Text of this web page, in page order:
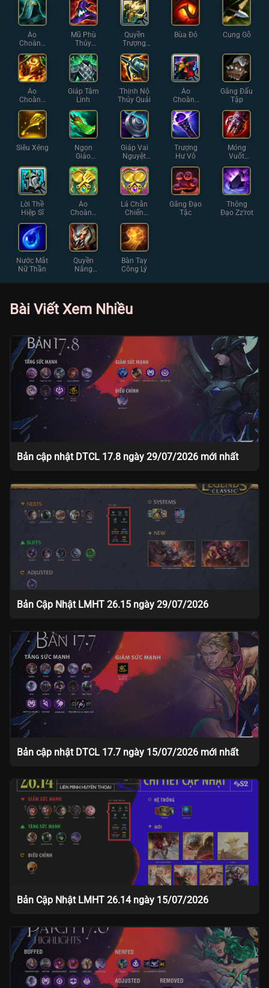
Áo
Choàng
Thủy
Ngân
Mũ Phù
Thủy
Rabadon
Quyền
Trượng
Thánh
Quang
Bùa Đỏ Cung Gỗ
Áo
Choàng
Lửa
Giáp Tâm
Linh
Thịnh Nộ
Thủy Quái
Áo
Choàng
Tĩnh Lặng
Găng Đấu
Tập
Siêu Xẻng
Ngọn
Giáo
Shojin
Giáp Vai
Nguyệt
Thần
Trượng
Hư Vô
Móng
Vuốt
Sterak
Lời Thề
Hiệp Sĩ
Áo
Choàng
Chiến
Thuật
Lá Chắn
Chiến
Thuật
Găng Đạo
Tặc
Thông
Đạo Zz'rot
Nước Mắt
Nữ Thần
Quyền
Năng
Bàn Tay
Công Lý
Bài Viết Xem Nhiều
Bản cập nhật DTCL 17.8 ngày 29/07/2026 mới nhất
Bản Cập Nhật LMHT 26.15 ngày 29/07/2026
Bản cập nhật DTCL 17.7 ngày 15/07/2026 mới nhất
Bản Cập Nhật LMHT 26.14 ngày 15/07/2026